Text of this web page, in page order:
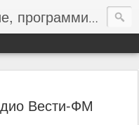
Астрономия, образование, программирование
Вести-ФМ